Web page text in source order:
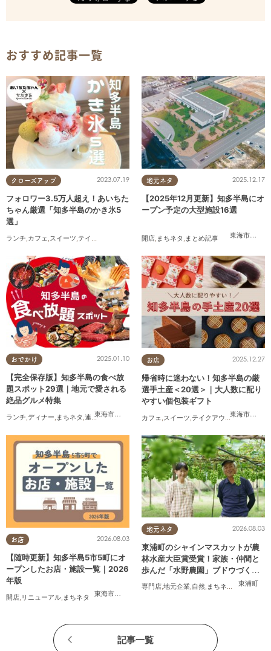
おすすめ記事一覧
クローズアップ 2023.07.19
フォロワー3.5万人超え！あいちた
ちゃん厳選「知多半島のかき氷5
選」
ランチ,カフェ,スイーツ,テイクアウト
地元ネタ
東海市大府
2025.12.17
【2025年12月更新】知多半島にオ
ープン予定の大型施設16選
開店, まちネタ , まとめ記事
おでかけ
東海市大府市 知多市 東浦町 阿久比町, 半田市,常滑市 ,
2025.01.10
【完全保存版】知多半島の食べ放
題スポット29選｜地元で愛される
絶品グルメ特集
ランチ,ディナー, まちネタ ,連載 ,コスパ抜群
お店
東海市
,大府
2025.12.27
帰省時に迷わない！知多半島の厳
選手土産＜20選＞｜大人数に配り
やすい個包装ギフト
カフェ,スイーツ,テイクアウト ,まとめ記事
お店
東海市
,大府市
2026.08.03
【随時更新】知多半島5市5町にオ
ープンしたお店・施設一覧｜2026
年版
開店 リニューアル まちネタ
地元ネタ
東浦町
2026.08.03
東浦町のシャインマスカットが農
林水産大臣賞受賞！家族・仲間と
歩んだ「水野農園」ブドウづくり
の軌跡
専門店,地元企業,自然, まちネタ 季節ネタ
記事一覧